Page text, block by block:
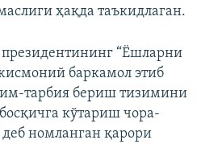
ҳақда таъкидлаган.
“Ёшларни
баркамол этиб
тарбия бериш тизимини
кўтариш чора-
деб номланган қарори